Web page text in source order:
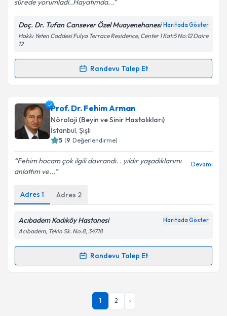
Kişisel verilerimin işlenmesine ilişkinAydınlatma
Metni'ni okudum ve kişisel verilerimin belirtilen
Takvim Talebini Gönder
sürede yorumladi..Hayatımda...
Doç. Dr. Tufan Cansever Özel Muayenehanesi Haritada Göster
Hakkı Yeten Caddesi Fulya Terrace Residence, Center 1 Kat:5 No:12 Daire
12
Randevu Talep Et
Randevu Takvimi Talebi
Doç. Dr. Tufan Canseveriçin randevu takvimi talebi
oluşturun. Size bu uzmandan randevu almanız için bir
takvim hazırlandığında e-posta ile bilgilendireceğiz.
Kişisel verilerimin işlenmesine ilişkin
Metni'ni okudum ve kişisel verilerimin belirtilen
kapsamda işlenmesini kabul ediyorum.
Takvim Talebini Gönder
Prof. Dr. Fehim Arman
Nöroloji (Beyin ve Sinir Hastalıkları)
İstanbul, Şişli
5 (9 Değerlendirme)
Fehim hocam çok ilgili davrandı. . yıldır yaşadıklarımı
anlattım ve...
Devamı
Adres 1 Adres 2
Acıbadem Kadıköy Hastanesi Haritada Göster
Acıbadem, Tekin Sk. No:8, 34718
Randevu Talep Et
Randevu Takvimi Talebi
Prof. Dr. Fehim Armaniçin randevu takvimi talebi
oluşturun. Size bu uzmandan randevu almanız için bir
1 2 ›